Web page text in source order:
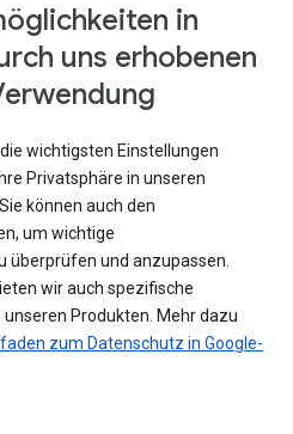
in
uns erhobenen
wichtigsten Einstellungen
Privatsphäre in unseren
können auch den
um wichtige
überprüfen und anzupassen.
wir auch spezifische
Produkten. Mehr dazu
zum Datenschutz in Google-